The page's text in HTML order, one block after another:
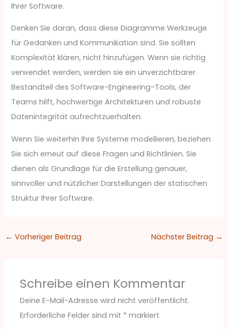
Ihrer Software.
Denken Sie daran, dass diese Diagramme Werkzeuge
für Gedanken und Kommunikation sind. Sie sollten
Komplexität klären, nicht hinzufügen. Wenn sie richtig
verwendet werden, werden sie ein unverzichtbarer
Bestandteil des Software-Engineering-Tools, der
Teams hilft, hochwertige Architekturen und robuste
Datenintegrität aufrechtzuerhalten.
Wenn Sie weiterhin Ihre Systeme modellieren, beziehen
Sie sich erneut auf diese Fragen und Richtlinien. Sie
dienen als Grundlage für die Erstellung genauer,
sinnvoller und nützlicher Darstellungen der statischen
Struktur Ihrer Software.
← Vorheriger Beitrag Nächster Beitrag →
Schreibe einen Kommentar
Deine E-Mail-Adresse wird nicht veröffentlicht.
Erforderliche Felder sind mit * markiert